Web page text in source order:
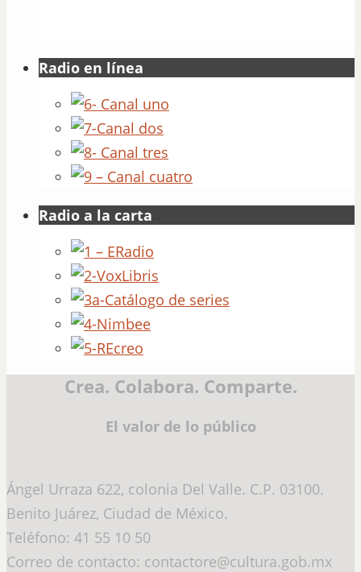
Radio en línea
Radio a la carta
Crea. Colabora. Comparte.
El valor de lo público
Ángel Urraza 622, colonia Del Valle. C.P. 03100.
Benito Juárez, Ciudad de México.
Teléfono: 41 55 10 50
Correo de contacto: contactore@cultura.gob.mx